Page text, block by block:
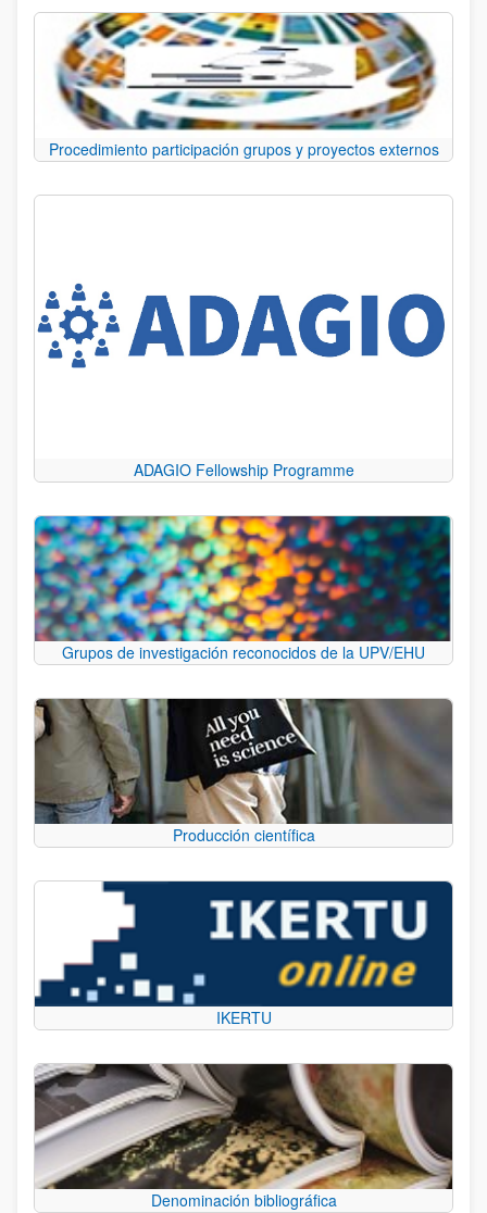
Procedimiento participación grupos y proyectos externos
ADAGIO Fellowship Programme
Grupos de investigación reconocidos de la UPV/EHU
Producción científica
IKERTU
Denominación bibliográfica